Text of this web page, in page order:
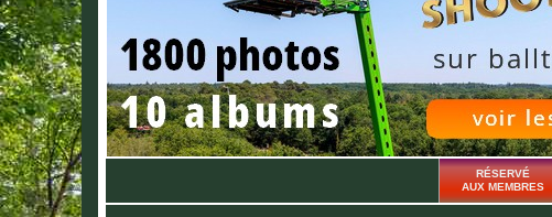
RÉSERVÉ
AUX MEMBRES